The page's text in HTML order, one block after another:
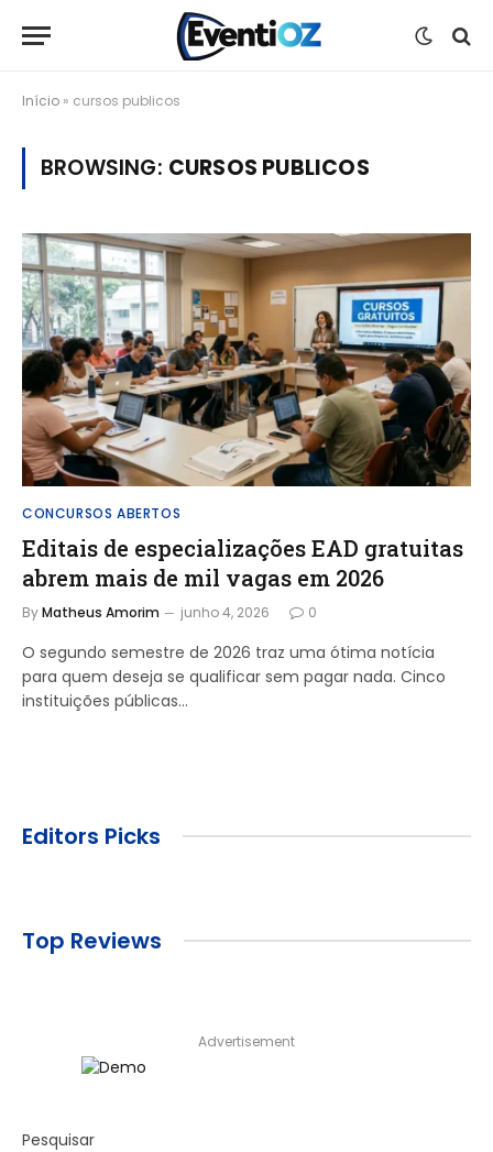
Início » cursos publicos
BROWSING: CURSOS PUBLICOS
CONCURSOS ABERTOS
Editais de especializações EAD gratuitas
abrem mais de mil vagas em 2026
ByMatheus Amorim junho 4, 2026 0
O segundo semestre de 2026 traz uma ótima notícia
para quem deseja se qualificar sem pagar nada. Cinco
instituições públicas…
Editors Picks
Top Reviews
Advertisement
Pesquisar